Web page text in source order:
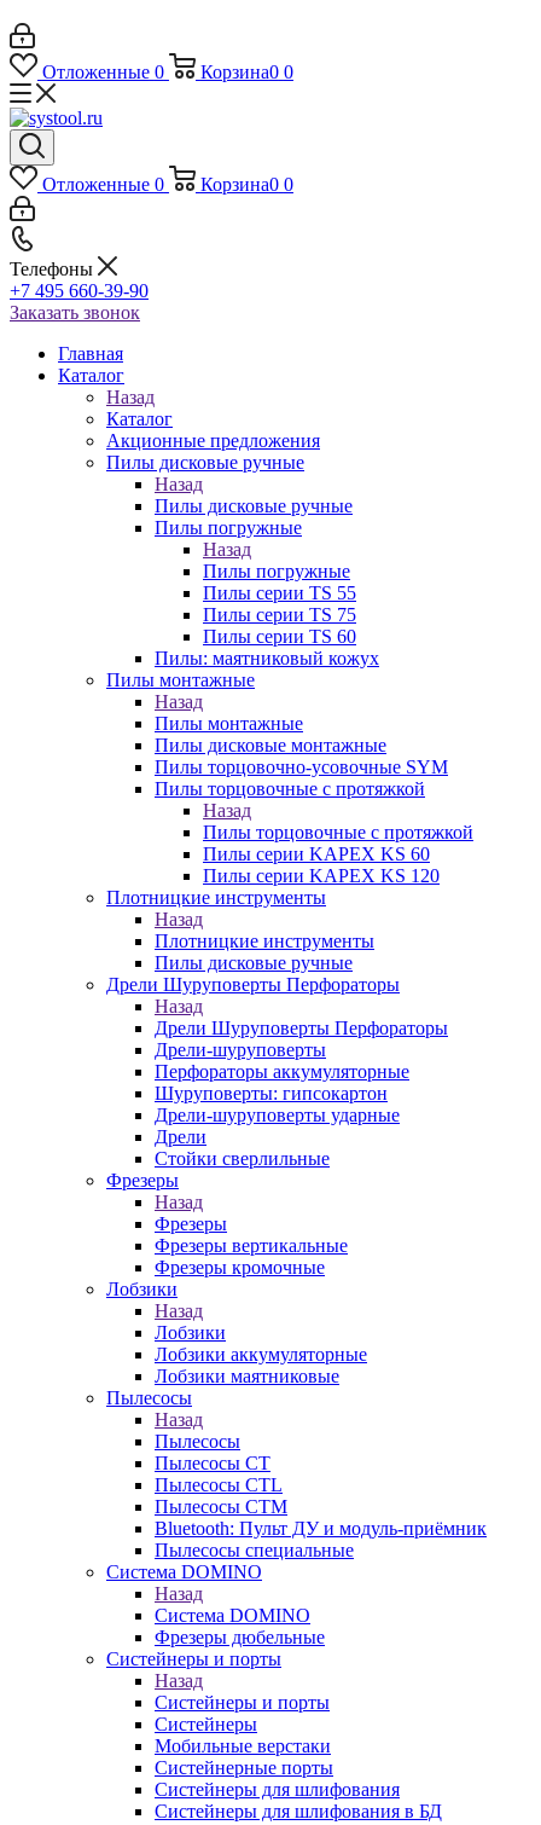
Отложенные 0 Корзина0 0
Отложенные 0 Корзина0 0
Телефоны
+7 495 660-39-90
Заказать звонок
Главная
Каталог
Назад
Каталог
Акционные предложения
Пилы дисковые ручные
Назад
Пилы дисковые ручные
Пилы погружные
Назад
Пилы погружные
Пилы серии TS 55
Пилы серии TS 75
Пилы серии TS 60
Пилы: маятниковый кожух
Пилы монтажные
Назад
Пилы монтажные
Пилы дисковые монтажные
Пилы торцовочно-усовочные SYM
Пилы торцовочные с протяжкой
Назад
Пилы торцовочные с протяжкой
Пилы серии KAPEX KS 60
Пилы серии KAPEX KS 120
Плотницкие инструменты
Назад
Плотницкие инструменты
Пилы дисковые ручные
Дрели Шуруповерты Перфораторы
Назад
Дрели Шуруповерты Перфораторы
Дрели-шуруповерты
Перфораторы аккумуляторные
Шуруповерты: гипсокартон
Дрели-шуруповерты ударные
Дрели
Стойки сверлильные
Фрезеры
Назад
Фрезеры
Фрезеры вертикальные
Фрезеры кромочные
Лобзики
Назад
Лобзики
Лобзики аккумуляторные
Лобзики маятниковые
Пылесосы
Назад
Пылесосы
Пылесосы CT
Пылесосы CTL
Пылесосы CTM
Bluetooth: Пульт ДУ и модуль-приёмник
Пылесосы специальные
Система DOMINO
Назад
Система DOMINO
Фрезеры дюбельные
Систейнеры и порты
Назад
Систейнеры и порты
Систейнеры
Мобильные верстаки
Систейнерные порты
Систейнеры для шлифования
Систейнеры для шлифования в БД